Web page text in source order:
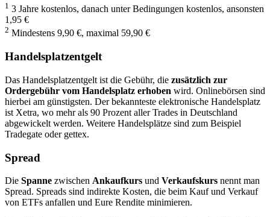
1 3 Jahre kostenlos, danach unter Bedingungen kostenlos, ansonsten
1,95 €
2 Mindestens 9,90 €, maximal 59,90 €
Handelsplatzentgelt
Das Handelsplatzentgelt ist die Gebühr, die zusätzlich zur
Ordergebühr vom Handelsplatz erhoben wird. Onlinebörsen sind
hierbei am günstigsten. Der bekannteste elektronische Handelsplatz
ist Xetra, wo mehr als 90 Prozent aller Trades in Deutschland
abgewickelt werden. Weitere Handelsplätze sind zum Beispiel
Tradegate oder gettex.
Spread
Die Spanne zwischen Ankaufkurs und Verkaufskurs nennt man
Spread. Spreads sind indirekte Kosten, die beim Kauf und Verkauf
von ETFs anfallen und Eure Rendite minimieren.